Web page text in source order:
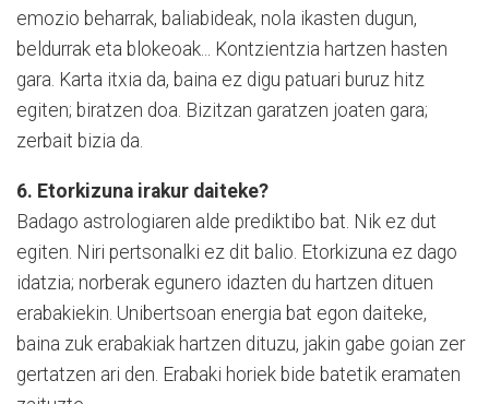
emozio beharrak, baliabideak, nola ikasten dugun,
beldurrak eta blokeoak... Kontzientzia hartzen hasten
gara. Karta itxia da, baina ez digu patuari buruz hitz
egiten; biratzen doa. Bizitzan garatzen joaten gara;
zerbait bizia da.
6. Etorkizuna irakur daiteke?
Badago astrologiaren alde prediktibo bat. Nik ez dut
egiten. Niri pertsonalki ez dit balio. Etorkizuna ez dago
idatzia; norberak egunero idazten du hartzen dituen
erabakiekin. Unibertsoan energia bat egon daiteke,
baina zuk erabakiak hartzen dituzu, jakin gabe goian zer
gertatzen ari den. Erabaki horiek bide batetik eramaten